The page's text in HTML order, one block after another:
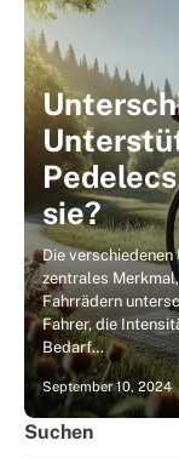
sie?
Die
zentrales
Fahrrädern
Fahrer, die
Bedarf…
September 10, 2024
Suchen